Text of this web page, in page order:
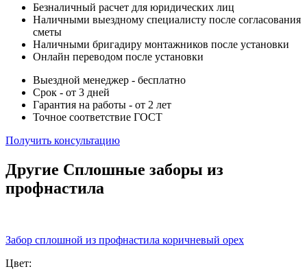
Безналичный расчет для юридических лиц
Наличными выездному специалисту после согласования
сметы
Наличными бригадиру монтажников после установки
Онлайн переводом после установки
Выездной менеджер - бесплатно
Срок - от 3 дней
Гарантия на работы - от 2 лет
Точное соответствие ГОСТ
Получить консультацию
Другие Сплошные заборы из
профнастила
Забор сплошной из профнастила коричневый орех
Цвет: